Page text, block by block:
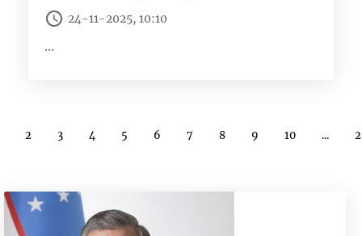
24-11-2025, 10:10
...
2 3 4 5 6 7 8 9 10 ...